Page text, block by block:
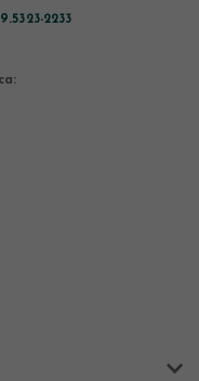
2233